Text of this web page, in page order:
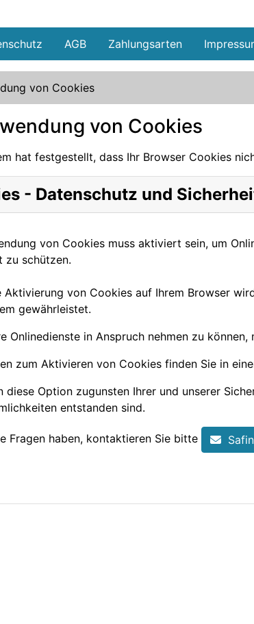
AGB Zahlungsarten
von Cookies
von Cookies
hat festgestellt, dass Ihr Browser Cookies
- Datenschutz und
von Cookies muss aktiviert sein, um
zu schützen.
Aktivierung von Cookies auf Ihrem Browser
gewährleistet.
Onlinedienste in Anspruch nehmen zu
zum Aktivieren von Cookies finden Sie in
diese Option zugunsten Ihrer und unserer
entstanden sind.
Fragen haben, kontaktieren Sie bitte